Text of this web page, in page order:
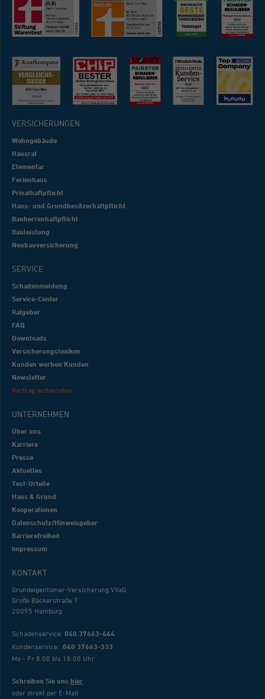
VERSICHERUNGEN
Wohngebäude
Hausrat
Elementar
Ferienhaus
Privathaftpflicht
Haus- und Grundbesitzerhaftpflicht
Bauherrenhaftpflicht
Bauleistung
Neubauversicherung
SERVICE
Schadenmeldung
Service-Center
Ratgeber
FAQ
Downloads
Versicherungslexikon
Kunden werben Kunden
Newsletter
Vertrag widerrufen
UNTERNEHMEN
Über uns
Karriere
Presse
Aktuelles
Test-Urteile
Haus & Grund
Kooperationen
Datenschutz/Hinweisgeber
Barrierefreiheit
Impressum
KONTAKT
Grundeigentümer-Versicherung VVaG
Große Bäckerstraße 7
20095 Hamburg
Schadenservice: 040 37663-444
Kundenservice: 040 37663-333
Mo - Fr 8:00 bis 18:00 Uhr
Schreiben Sie uns hier
oder direkt per E-Mail